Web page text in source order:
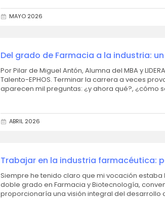
MAYO 2026
Del grado de Farmacia a la industria:
Por Pilar de Miguel Antón, Alumna del MBA y
Talento-EPHOS. Terminar la carrera a veces provoca más miedo que ilusión. De repente te gradúas y
aparecen mil preguntas: ¿y ahora qué?, ¿cómo
ABRIL 2026
Trabajar en la industria farmacéutica:
Siempre he tenido claro que mi vocación
doble grado en Farmacia y Biotecnología,
proporcionaría una visión integral del desarrollo